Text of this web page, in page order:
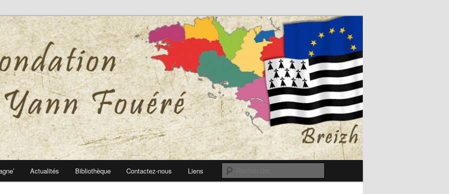
Fouéré
Fouéré
Actualités Bibliothèque Contactez-nous Liens